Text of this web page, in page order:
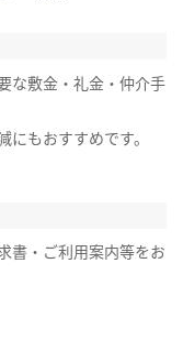
な敷金・礼金・仲介手
もおすすめです。
書・ご利用案内等をお